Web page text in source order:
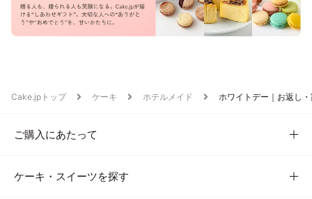
Cake.jpトップ ケーキ ホテルメイド ホワイトデー｜お返し
ご購入にあたって
ケーキ・スイーツを探す